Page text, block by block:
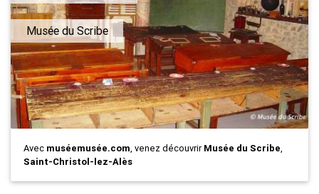
Musée du Scribe
Avec muséemusée.com, venez découvrirMusée du Scribe,
Saint-Christol-lez-Alès